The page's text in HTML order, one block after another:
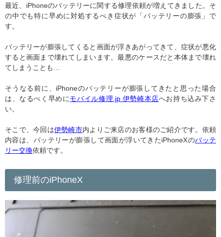
最近、iPhoneのバッテリーに関する修理依頼が増えてきました。そ
の中でも特に早めに対処するべき症状が「バッテリーの膨張」で
す。
バッテリーが膨張してくると画面が浮きあがってきて、症状が悪化
すると画面まで壊れてしまいます。最悪のケースだと本体まで壊れ
てしまうことも…
そうなる前に、iPhoneのバッテリーが膨張してきたと思った場合
は、なるべく早めに モバイル修理.jp 伊勢崎本店へお持ち込み下さ
い。
そこで、今回は伊勢崎市内よりご来店のお客様のご紹介です。依頼
内容は、バッテリーが膨張して画面が浮いてきたiPhoneXのバッテ
リー交換依頼です。
修理前のiPhoneX